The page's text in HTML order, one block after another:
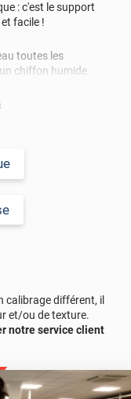
: c'est le support
facile !
toutes les
chiffon humide
calibrage différent, il
et/ou de texture.
notre service client